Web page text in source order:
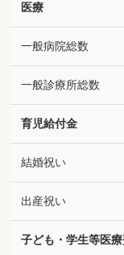
医療
一般病院総数
一般診療所総数
育児給付金
結婚祝い
出産祝い
子ども・学生等医療